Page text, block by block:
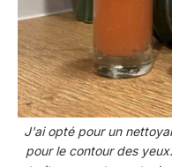
J'ai opté pour un
pour le contour des